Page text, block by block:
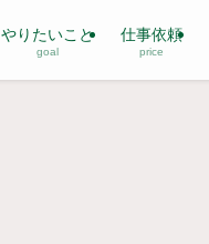
やりたいこと
goal
仕事依頼
price